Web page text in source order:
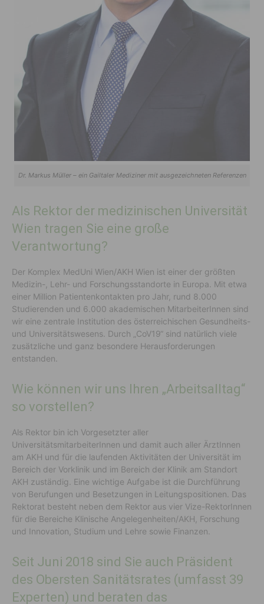
Dr. Markus Müller – ein Gailtaler Mediziner mit ausgezeichneten Referenzen
Als Rektor der medizinischen Universität
Wien tragen Sie eine große
Verantwortung?
Der Komplex MedUni Wien/AKH Wien ist einer der größten
Medizin-, Lehr- und Forschungsstandorte in Europa. Mit etwa
einer Million Patientenkontakten pro Jahr, rund 8.000
Studierenden und 6.000 akademischen MitarbeiterInnen sind
wir eine zentrale Institution des österreichischen Gesundheits-
und Universitätswesens. Durch „CoV19“ sind natürlich viele
zusätzliche und ganz besondere Herausforderungen
entstanden.
Wie können wir uns Ihren „Arbeitsalltag“
so vorstellen?
Als Rektor bin ich Vorgesetzter aller
UniversitätsmitarbeiterInnen und damit auch aller ÄrztInnen
am AKH und für die laufenden Aktivitäten der Universität im
Bereich der Vorklinik und im Bereich der Klinik am Standort
AKH zuständig. Eine wichtige Aufgabe ist die Durchführung
von Berufungen und Besetzungen in Leitungspositionen. Das
Rektorat besteht neben dem Rektor aus vier Vize-RektorInnen
für die Bereiche Klinische Angelegenheiten/AKH, Forschung
und Innovation, Studium und Lehre sowie Finanzen.
Seit Juni 2018 sind Sie auch Präsident
des Obersten Sanitätsrates (umfasst 39
Experten) und beraten das